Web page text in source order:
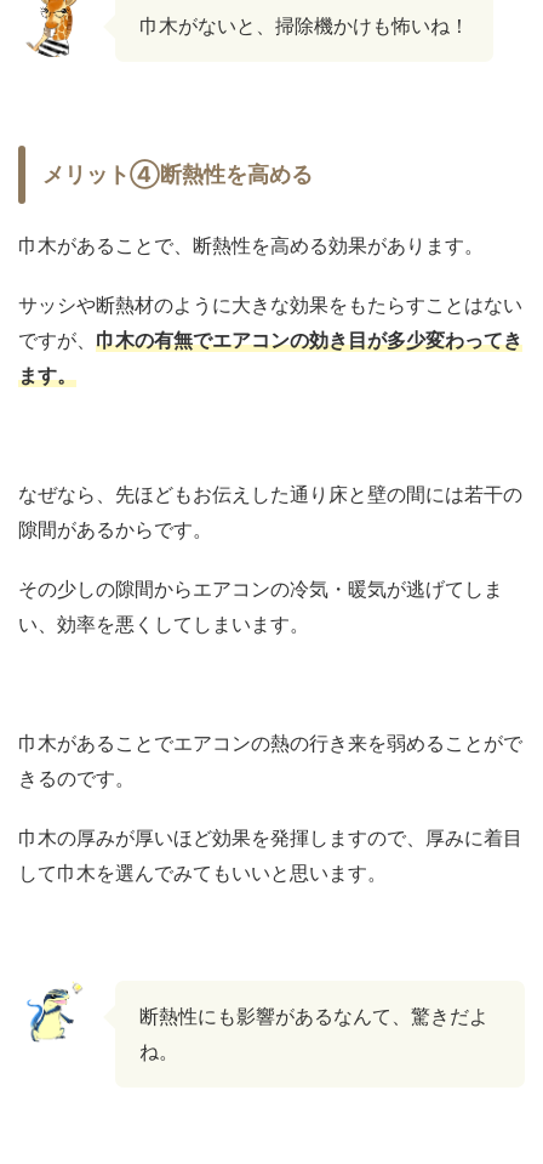
巾木がないと、掃除機かけも怖いね！
メリット④断熱性を高める
巾木があることで、断熱性を高める効果があります。
サッシや断熱材のように大きな効果をもたらすことはない
ですが、 巾木の有無でエアコンの効き目が多少変わってき
ます。
なぜなら、先ほどもお伝えした通り床と壁の間には若干の
隙間があるからです。
その少しの隙間からエアコンの冷気・暖気が逃げてしま
い、効率を悪くしてしまいます。
巾木があることでエアコンの熱の行き来を弱めることがで
きるのです。
巾木の厚みが厚いほど効果を発揮しますので、厚みに着目
して巾木を選んでみてもいいと思います。
断熱性にも影響があるなんて、驚きだよ
ね。